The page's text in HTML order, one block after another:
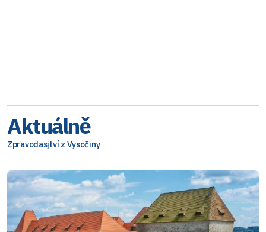
Aktuálně
Zpravodasjtví z Vysočiny